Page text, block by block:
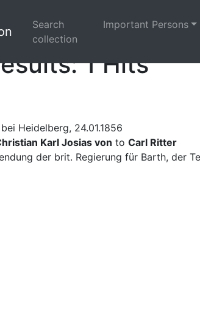
Search
collection
Important Persons
1 Hits
Heidelberg, 24.01.1856
Karl Josias von to Carl Ritter
der brit. Regierung für Barth, der